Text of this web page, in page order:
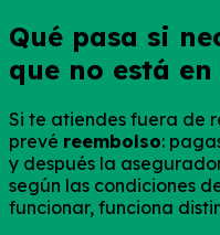
Qué pasa si
que no está
Si te atiendes fuera de
prevé reembolso:
y después la
según las condiciones
funcionar, funciona